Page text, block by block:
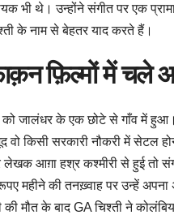
भी थे। उन्होंने संगीत पर एक
के नाम से बेहतर याद करते हैं।
फ़िल्मों में चले
जालंधर के एक छोटे से गाँव में
वो किसी सरकारी नौकरी में सेटल
लेखक आग़ा हश्र कश्मीरी से हुई
महीने की तनख़्वाह पर उन्हें
की मौत के बाद GA चिश्ती ने